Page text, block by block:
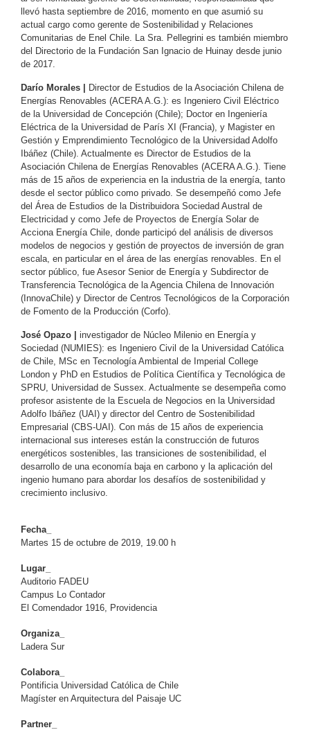
llevó hasta septiembre de 2016, momento en que asumió su
actual cargo como gerente de Sostenibilidad y Relaciones
Comunitarias de Enel Chile. La Sra. Pellegrini es también miembro
del Directorio de la Fundación San Ignacio de Huinay desde junio
de 2017.
Darío Morales |
Director de Estudios de la Asociación Chilena de
Energías Renovables (ACERA A.G.): es Ingeniero Civil Eléctrico
de la Universidad de Concepción (Chile); Doctor en Ingeniería
Eléctrica de la Universidad de París XI (Francia), y Magister en
Gestión y Emprendimiento Tecnológico de la Universidad Adolfo
Ibáñez (Chile). Actualmente es Director de Estudios de la
Asociación Chilena de Energías Renovables (ACERA A.G.). Tiene
más de 15 años de experiencia en la industria de la energía, tanto
desde el sector público como privado. Se desempeñó como Jefe
del Área de Estudios de la Distribuidora Sociedad Austral de
Electricidad y como Jefe de Proyectos de Energía Solar de
Acciona Energía Chile, donde participó del análisis de diversos
modelos de negocios y gestión de proyectos de inversión de gran
escala, en particular en el área de las energías renovables. En el
sector público, fue Asesor Senior de Energía y Subdirector de
Transferencia Tecnológica de la Agencia Chilena de Innovación
(InnovaChile) y Director de Centros Tecnológicos de la Corporación
de Fomento de la Producción (Corfo).
José Opazo |
investigador de Núcleo Milenio en Energía y
Sociedad (NUMIES): es Ingeniero Civil de la Universidad Católica
de Chile, MSc en Tecnología Ambiental de Imperial College
London y PhD en Estudios de Política Científica y Tecnológica de
SPRU, Universidad de Sussex. Actualmente se desempeña como
profesor asistente de la Escuela de Negocios en la Universidad
Adolfo Ibáñez (UAI) y director del Centro de Sostenibilidad
Empresarial (CBS-UAI). Con más de 15 años de experiencia
internacional sus intereses están la construcción de futuros
energéticos sostenibles, las transiciones de sostenibilidad, el
desarrollo de una economía baja en carbono y la aplicación del
ingenio humano para abordar los desafíos de sostenibilidad y
crecimiento inclusivo.
Fecha_
Martes 15 de octubre de 2019, 19.00 h
Lugar_
Auditorio FADEU
Campus Lo Contador
El Comendador 1916, Providencia
Organiza_
Ladera Sur
Colabora_
Pontificia Universidad Católica de Chile
Magíster en Arquitectura del Paisaje UC
Partner_